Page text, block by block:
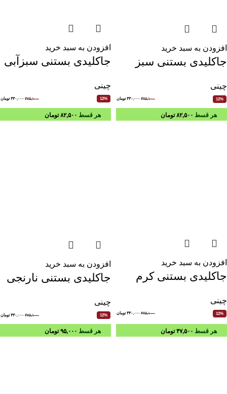
افزودن به سبد خرید
جاکلیدی بستنی سبز
چینی
12% ۳۷۵,۱۰۰ ۳۳۰,۰۰۰ تومان
افزودن به سبد خرید
جاکلیدی بستنی سبزآبی
چینی
12% ۳۷۵,۱۰۰ ۳۳۰,۰۰۰ تومان
هر قسط ۸۲,۵۰۰ تومان
افزودن به سبد خرید
جاکلیدی بستنی کرم
چینی
12% ۳۷۵,۱۰۰ ۳۳۰,۰۰۰ تومان
هر قسط ۸۲,۵۰۰ تومان
افزودن به سبد خرید
جاکلیدی بستنی نارنجی
چینی
12% ۳۷۵,۱۰۰ ۳۳۰,۰۰۰ تومان
هر قسط ۴۷,۵۰۰ تومان هر قسط ۹۵,۰۰۰ تومان